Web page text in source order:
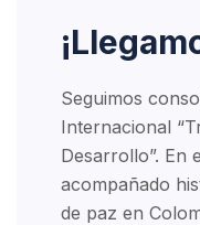
Seguimos
Internacional
Desarrollo”. En
acompañado
de paz en